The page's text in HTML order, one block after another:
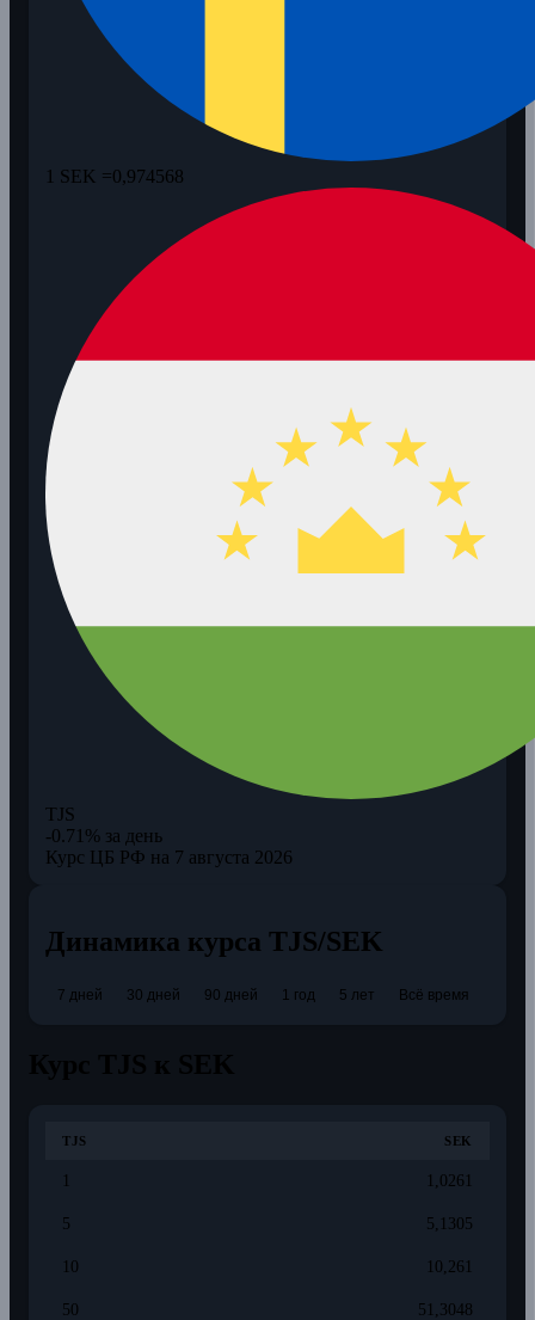
1 SEK =0,974568
TJS
-0.71% за день
Курс ЦБ РФ на 7 августа 2026
Динамика курса TJS/SEK
7 дней 30 дней 90 дней 1 год 5 лет Всё время
TJS SEK
1 1,0261
5 5,1305
10 10,261
50 51,3048